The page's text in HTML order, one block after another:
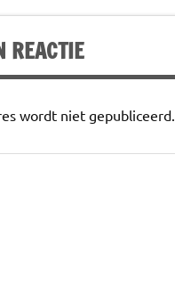
REACTIE
wordt niet gepubliceerd.